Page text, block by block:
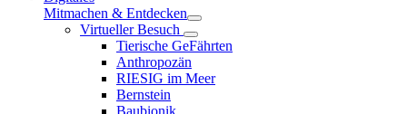
Mitmachen & Entdecken
Virtueller Besuch
Tierische GeFährten
Anthropozän
RIESIG im Meer
Bernstein
Baubionik